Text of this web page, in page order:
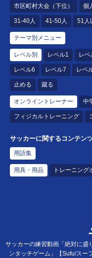
市区町村大会（下位） 個
31-40人 41-50人 51人
テーマ別メニュー
レベル別 レベル1 レベ
レベル6 レベル7 レベ
止める 蹴る
オンライントレーナー 中
フィジカルトレーニング
サッカーに関するコンテン
用語集
用具・用品 トレーニング
サッカーの練習動画「絶対に盛
ンタッチゲーム」【Sufu/スー